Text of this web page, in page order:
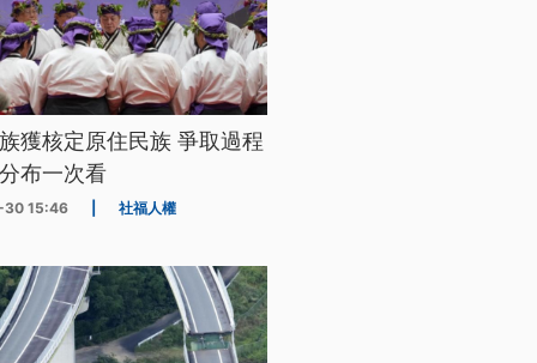
獲核定原住民族 爭取過程
布一次看
15:46 社福人權